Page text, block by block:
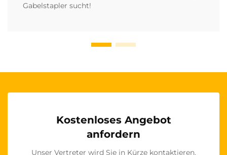
Gabelstapler sucht!
Kostenloses Angebot
anfordern
Unser Vertreter wird Sie in Kürze kontaktieren.